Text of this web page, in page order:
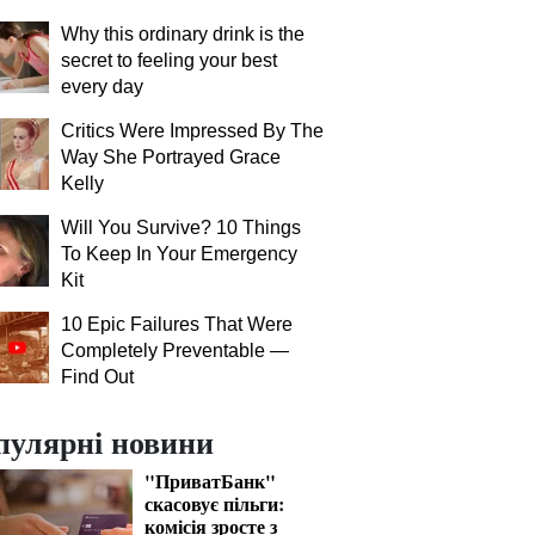
Why this ordinary drink is the
secret to feeling your best
every day
Critics Were Impressed By The
Way She Portrayed Grace
Kelly
Will You Survive? 10 Things
To Keep In Your Emergency
Kit
10 Epic Failures That Were
Completely Preventable —
Find Out
новини
"ПриватБанк"
скасовує пільги:
комісія зросте з